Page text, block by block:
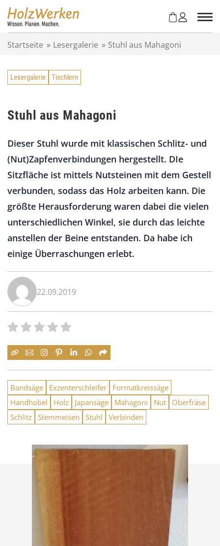
Startseite » Lesergalerie » Stuhl aus Mahagoni
Lesergalerie Tischlern
Stuhl aus Mahagoni
Dieser Stuhl wurde mit klassischen Schlitz- und
(Nut)Zapfenverbindungen hergestellt. DIe
Sitzfläche ist mittels Nutsteinen mit dem Gestell
verbunden, sodass das Holz arbeiten kann. Die
größte Herausforderung waren dabei die vielen
unterschiedlichen Winkel, sie durch das leichte
anstellen der Beine entstanden. Da habe ich
einige Überraschungen erlebt.
22.09.2019
Bandsäge Exzenterschleifer
Formatkreissäge
Handhobel
Holz Japansäge Mahagoni Nut
Oberfräse
Schlitz Stemmeisen Stuhl Verbinden